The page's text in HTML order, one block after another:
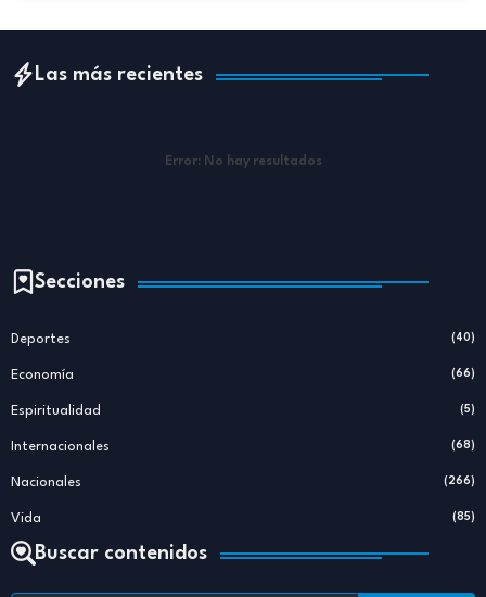
Las más recientes
Error: No hay resultados
Secciones
Deportes (40)
Economía (66)
Espiritualidad (5)
Internacionales (68)
Nacionales (266)
Vida (85)
Buscar contenidos